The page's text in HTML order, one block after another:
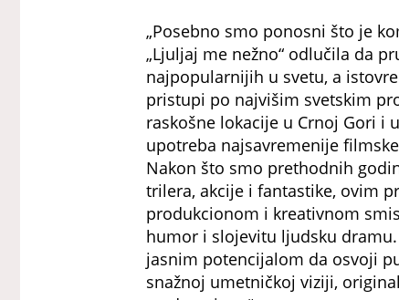
„Posebno smo ponosni što je
„Ljuljaj me nežno“ odlučila da
najpopularnijih u svetu, a
pristupi po najvišim svetskim
raskošne lokacije u Crnoj Gori i
upotreba najsavremenije
Nakon što smo prethodnih
trilera, akcije i fantastike, ovim
produkcionom i kreativnom
humor i slojevitu ljudsku
jasnim potencijalom da osvoji
snažnoj umetničkoj viziji,